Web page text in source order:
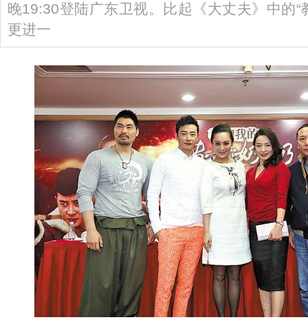
晚19:30登陆广东卫视。比起《大丈夫》中的“
更进一